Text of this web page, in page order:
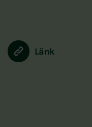
Länk